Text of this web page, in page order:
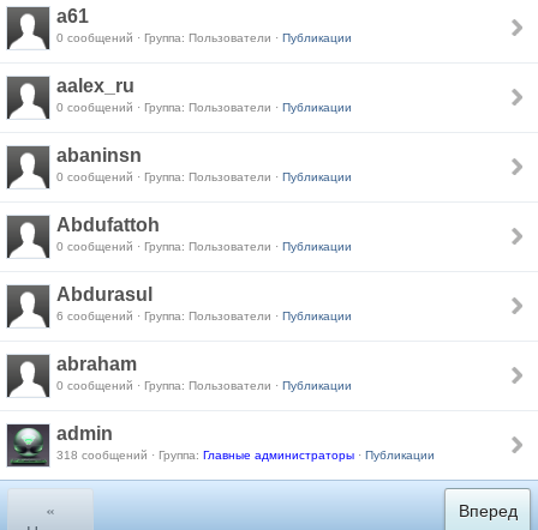
a61
0 сообщений · Группа: Пользователи · Публикации
aalex_ru
0 сообщений · Группа: Пользователи · Публикации
abaninsn
0 сообщений · Группа: Пользователи · Публикации
Abdufattoh
0 сообщений · Группа: Пользователи · Публикации
Abdurasul
6 сообщений · Группа: Пользователи · Публикации
abraham
0 сообщений · Группа: Пользователи · Публикации
admin
318 сообщений · Группа: Главные администраторы · Публикации
«
Вперед